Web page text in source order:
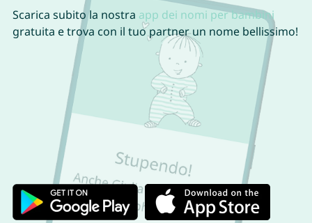
Scarica subito la nostra app dei nomi per bambini
gratuita e trova con il tuo partner un nome bellissimo!